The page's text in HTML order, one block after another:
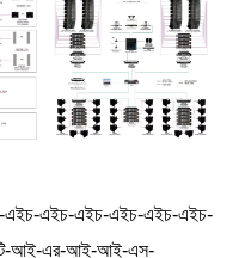
এইচ-এইচ-এইচ-এইচ-এইচ-এইচ-
আই-এর-আই-আই-এস-